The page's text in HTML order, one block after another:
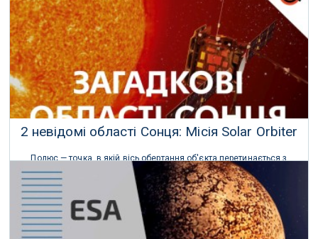
04 Березня 2020 р.
2 невідомі області Cонця: Місія Solar Orbiter
Полюс — точка, в якій вісь обертання об'єкта перетинається з
поверхнею об'єкта.
31 Січня 2020 р.